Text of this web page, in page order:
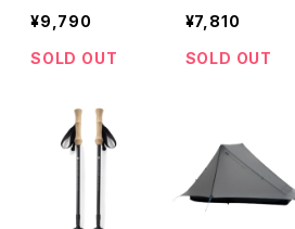
Hiking Umbrell
¥9,790
SOLD OUT
OLDING UMBR
ELLA DUAL 2.0
¥7,810
SOLD OUT